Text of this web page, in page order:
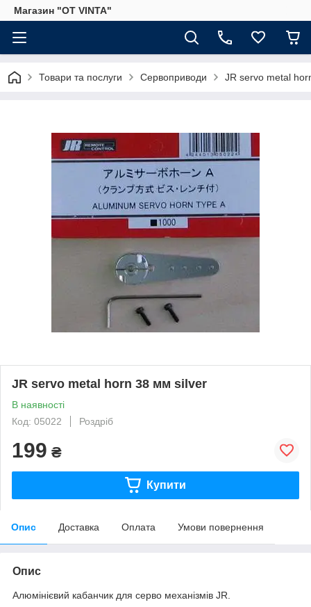
Магазин "OT VINTA"
Товари та послуги Сервоприводи JR servo metal
JR servo metal horn 38 мм silver
В наявності
Код: 05022
Роздріб
199 ₴
Купити
Опис Доставка Оплата Умови повернення
Опис
Алюмінієвий кабанчик для серво механізмів JR.